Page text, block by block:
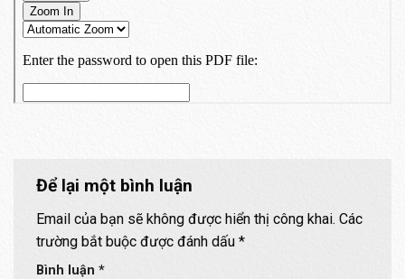
Để lại một bình luận
Email của bạn sẽ không được hiển thị công khai. Các
trường bắt buộc được đánh dấu *
Bình luận *